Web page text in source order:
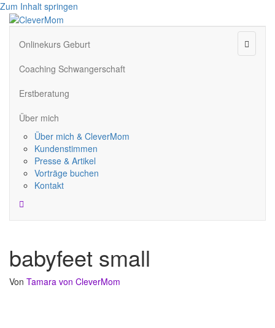
Zum Inhalt springen
Onlinekurs Geburt
Coaching Schwangerschaft
Erstberatung
Über mich
Über mich & CleverMom
Kundenstimmen
Presse & Artikel
Vorträge buchen
Kontakt
babyfeet small
Von Tamara von CleverMom